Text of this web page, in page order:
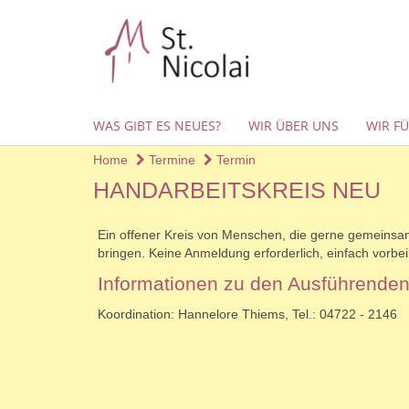
WAS GIBT ES NEUES? WIR ÜBER UNS WIR
Home Termine Termin
HANDARBEITSKREIS NEU
Ein offener Kreis von Menschen, die gerne
bringen. Keine Anmeldung erforderlich, einfach
Informationen zu den Ausführenden
Koordination: Hannelore Thiems, Tel.: 04722 - 2146